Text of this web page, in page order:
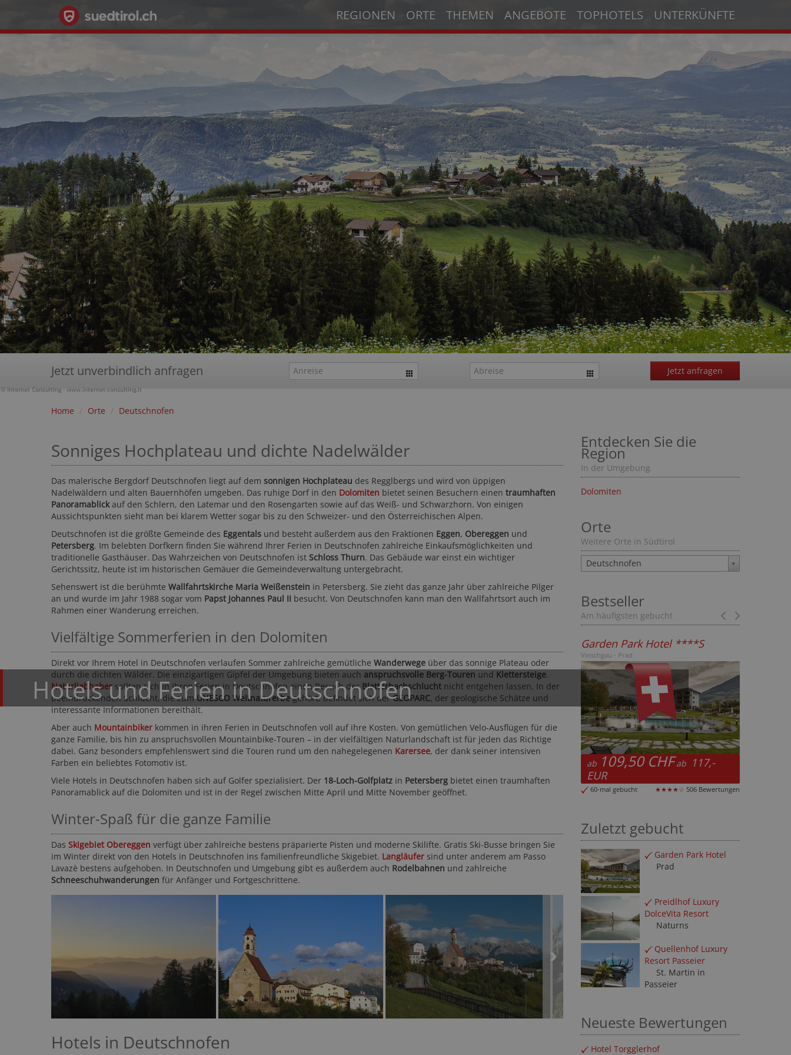
REGIONEN ORTE THEMEN ANGEBOTE TOPHOTELS UNTERKÜNFTE
Hotels und Ferien in Deutschnofen
© Internet Consulting - www.internet-consulting.it
Jetzt unverbindlich anfragen Jetzt anfragen
Home / Orte / Deutschnofen
Sonniges Hochplateau und dichte Nadelwälder
Das malerische Bergdorf Deutschnofen liegt auf dem sonnigen Hochplateau des Regglbergs und wird von üppigen
Nadelwäldern und alten Bauernhöfen umgeben. Das ruhige Dorf in den Dolomiten bietet seinen Besuchern einen traumhaften
Panoramablickauf den Schlern, den Latemar und den Rosengarten sowie auf das Weiß- und Schwarzhorn. Von einigen
Aussichtspunkten sieht man bei klarem Wetter sogar bis zu den Schweizer- und den Österreichischen Alpen.
Deutschnofen ist die größte Gemeinde des Eggentals und besteht außerdem aus den Fraktionen Eggen, Obereggen und
Petersberg. Im belebten Dorfkern finden Sie während Ihrer Ferien in Deutschnofen zahlreiche Einkaufsmöglichkeiten und
traditionelle Gasthäuser. Das Wahrzeichen von Deutschnofen ist Schloss Thurn. Das Gebäude war einst ein wichtiger
Gerichtssitz, heute ist im historischen Gemäuer die Gemeindeverwaltung untergebracht.
Sehenswert ist die berühmte Wallfahrtskirche Maria Weißenstein in Petersberg. Sie zieht das ganze Jahr über zahlreiche Pilger
an und wurde im Jahr 1988 sogar vom Papst Johannes Paul II besucht. Von Deutschnofen kann man den Wallfahrtsort auch im
Rahmen einer Wanderung erreichen.
Vielfältige Sommerferien in den Dolomiten
Direkt vor Ihrem Hotel in Deutschnofen verlaufen Sommer zahlreiche gemütliche Wanderwege über das sonnige Plateau oder
durch die dichten Wälder. Die einzigartigen Gipfel der Umgebung bieten auch anspruchsvolle Berg-Touren und Klettersteige.
Naturliebhaber sollten sich in Ihren Ferien in Deutschnofen einen Besuch derBletterbachschlucht nicht entgehen lassen. In der
beeindruckenden Schlucht, die zumUNESCO Weltnaturerbegehört, befindet sich derGEOPARC, der geologische Schätze und
interessante Informationen bereithält.
Aber auch Mountainbiker kommen in ihren Ferien in Deutschnofen voll auf ihre Kosten. Von gemütlichen Velo-Ausflügen für die
ganze Familie, bis hin zu anspruchsvollen Mountainbike-Touren – in der vielfältigen Naturlandschaft ist für jeden das Richtige
dabei. Ganz besonders empfehlenswert sind die Touren rund um den nahegelegenen Karersee, der dank seiner intensiven
Farben ein beliebtes Fotomotiv ist.
Viele Hotels in Deutschnofen haben sich auf Golfer spezialisiert. Der 18-Loch-Golfplatz in Petersberg bietet einen traumhaften
Panoramablick auf die Dolomiten und ist in der Regel zwischen Mitte April und Mitte November geöffnet.
Winter-Spaß für die ganze Familie
Das Skigebiet Obereggen verfügt über zahlreiche bestens präparierte Pisten und moderne Skilifte. Gratis Ski-Busse bringen Sie
im Winter direkt von den Hotels in Deutschnofen ins familienfreundliche Skigebiet. Langläufer sind unter anderem am Passo
Lavazè bestens aufgehoben. In Deutschnofen und Umgebung gibt es außerdem auch Rodelbahnen und zahlreiche
Schneeschuhwanderungen für Anfänger und Fortgeschrittene.
Hotels in Deutschnofen
Entdecken Sie die
Region
In der Umgebung
Dolomiten
Orte
Weitere Orte in Südtirol
Deutschnofen
Bestseller
Prev
Am häufigsten gebucht
Hotel Sand ****S
Vinschgau - Kastelbell - Tschars
ab130,50 CHF
EUR
31-mal gebucht ★★★★☆ 215 Bewertungen
Hotel Saltauserhof ****S
Meran und Umgebung - Saltaus
ab84,- CHFab90,- EUR
89-mal gebucht ★★★★☆565 Bewertungen
Garden Park Hotel ****S
Vinschgau - Prad
109,50 CHF
117,-
EUR
506 Bewertungen
Hotel Bella Vista ****
ab118,50 CHF
3-mal gebucht ★★★★☆623 Bewertungen
Zuletzt gebucht
Garden Park Hotel
Prad
Preidlhof Luxury
DolceVita Resort
Naturns
Quellenhof Luxury
Resort Passeier
St. Martin in
Passeier
Neueste Bewertungen
Hotel Torgglerhof